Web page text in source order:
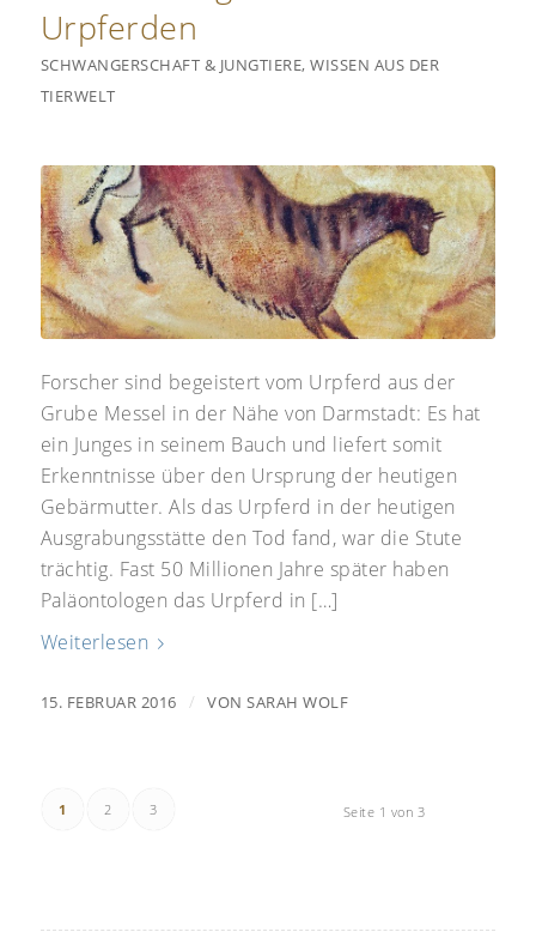
Urpferden
SCHWANGERSCHAFT & JUNGTIERE,WISSEN AUS DER
TIERWELT
Forscher sind begeistert vom Urpferd aus der
Grube Messel in der Nähe von Darmstadt: Es hat
ein Junges in seinem Bauch und liefert somit
Erkenntnisse über den Ursprung der heutigen
Gebärmutter. Als das Urpferd in der heutigen
Ausgrabungsstätte den Tod fand, war die Stute
trächtig. Fast 50 Millionen Jahre später haben
Paläontologen das Urpferd in […]
Weiterlesen
15. FEBRUAR 2016 / VON SARAH WOLF
Seite 1 von 3
1 2 3